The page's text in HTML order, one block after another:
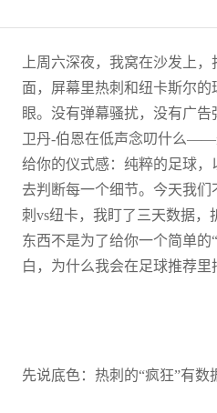
上周六深夜，我窝在沙发上
面，屏幕里热刺和纽卡斯尔
眼。没有弹幕骚扰，没有广
卫丹-伯恩在低声念叨什么——
给你的仪式感：纯粹的足球
去判断每一个细节。今天我
刺vs纽卡，我盯了三天数据，
东西不是为了给你一个简单的
白，为什么我会在足球推荐里
先说底色：热刺的“疯狂”有数